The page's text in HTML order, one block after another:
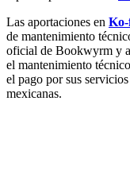
Las aportaciones en
de mantenimiento
oficial de Bookwyrm y
el mantenimiento
el pago por sus
mexicanas.